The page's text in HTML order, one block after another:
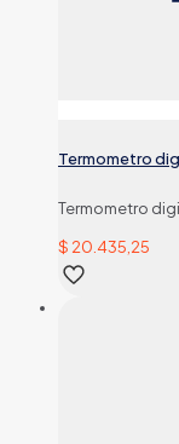
Termometro
Termometro
$ 20.435,25